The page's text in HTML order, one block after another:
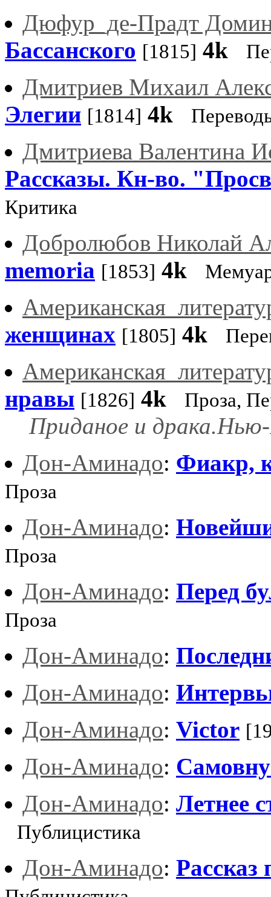
Дюфур_де-Прадт
Бассанского [1815] 4k
Дмитриев Михаил
Элегии [1814] 4k
Дмитриева Валентина
Рассказы. Кн-во.
Критика
Добролюбов Николай
memoria [1853] 4k
женщинах [1805] 4k
нравы [1826] 4k Проза,
Приданое и
Дон-Аминадо: Фиакр,
Проза
Дон-Аминадо:
Проза
Дон-Аминадо: Перед
Проза
Дон-Аминадо:
Дон-Аминадо:
Дон-Аминадо: Victor
Дон-Аминадо:
Дон-Аминадо: Летнее
Публицистика
Дон-Аминадо: Рассказ